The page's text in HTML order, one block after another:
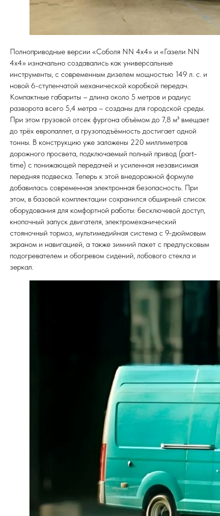
Полноприводные версии «Соболя NN 4х4» и «Газели NN
4х4» изначально создавались как универсальные
инструменты, с современным дизелем мощностью 149 л. с. и
новой 6-ступенчатой механической коробкой передач.
Компактные габариты – длина около 5 метров и радиус
разворота всего 5,4 метра – созданы для городской среды.
При этом грузовой отсек фургона объёмом до 7,8 м³ вмещает
до трёх европаллет, а грузоподъёмность достигает одной
тонны. В конструкцию уже заложены 220 миллиметров
дорожного просвета, подключаемый полный привод (part-
time) с понижающей передачей и усиленная независимая
передняя подвеска. Теперь к этой внедорожной формуле
добавилась современная электронная безопасность. При
этом, в базовой комплектации сохранился обширный список
оборудования для комфортной работы: бесключевой доступ,
кнопочный запуск двигателя, электромеханический
стояночный тормоз, мультимедийная система с 9-дюймовым
экраном и навигацией, а также зимний пакет с предпусковым
подогревателем и обогревом сидений, лобового стекла и
зеркал.